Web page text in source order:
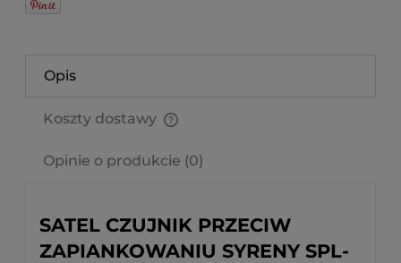
Opis
Koszty dostawy
Opinie o produkcie (0)
SATEL CZUJNIK PRZECIW
ZAPIANKOWANIU SYRENY SPL-